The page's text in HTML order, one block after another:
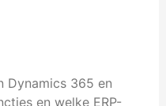
Dynamics 365 en
en welke ERP-